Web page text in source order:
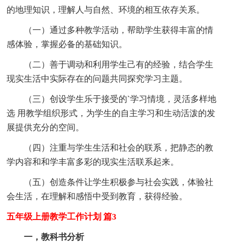
的地理知识，理解人与自然、环境的相互依存关系。
（一）通过多种教学活动，帮助学生获得丰富的情
感体验，掌握必备的基础知识。
（二）善于调动和利用学生己有的经验，结合学生
现实生活中实际存在的问题共同探究学习主题。
（三）创设学生乐于接受的`学习情境，灵活多样地
选 用教学组织形式，为学生的自主学习和生动活泼的发
展提供充分的空间。
（四）注重与学生生活和社会的联系，把静态的教
学内容和和学丰富多彩的现实生活联系起来。
（五）创造条件让学生积极参与社会实践，体验社
会生活，在理解和感悟中受到教育，获得经验。
五年级上册教学工作计划 篇3
一，教科书分析